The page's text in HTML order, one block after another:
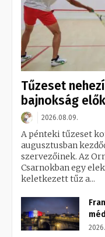
Tűzeset
bajnokság
2026.08.09.
A pénteki tűzeset
augusztusban
szervezőinek. Az
Csarnokban egy
keletkezett tűz a...